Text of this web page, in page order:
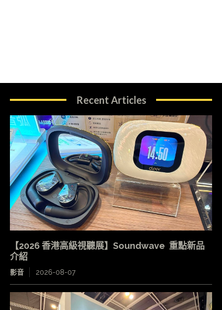
Recent Articles
【2026 香港高級視聽展】Soundwave 重點新品
介紹
影音 2026-08-07